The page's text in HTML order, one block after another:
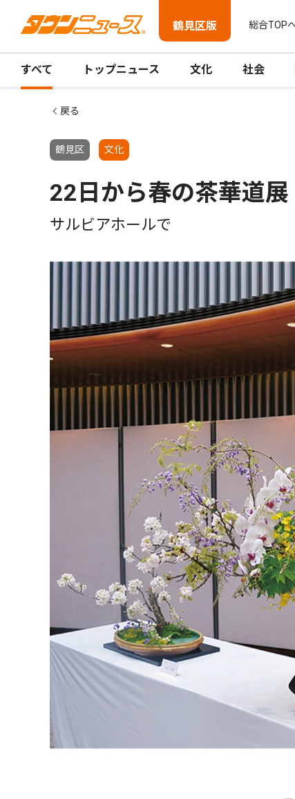
鶴見区版 総合TOP
すべて トップニュース 文化 社会
戻る
鶴見区 文化
22日から春の茶華道展
サルビアホールで